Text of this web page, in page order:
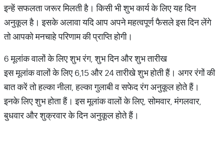
इन्हें सफलता जरूर मिलती है। किसी भी शुभ कार्य के लिए यह दिन
अनुकूल है। इसके अलावा यदि आप अपने महत्वपूर्ण फैसले इस दिन लेंगे
तो आपको मनचाहे परिणाम की प्राप्ति होगी।
6 मूलांक वालों के लिए शुभ रंग, शुभ दिन और शुभ तारीख
इस मूलांक वालों के लिए 6,15 और 24 तारीखे शुभ होती हैं। अगर रंगों की
बात करें तो हल्का नीला, हल्का गुलाबी व सफेद रंग अनुकूल होते हैं।
इनके लिए शुभ होता हैं। इस मूलांक वालों के लिए, सोमवार, मंगलवार,
बुधवार और शुक्रवार के दिन अनुकूल होते हैं।